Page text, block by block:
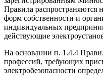
Правила распространяются
форм собственности и
индивидуальных
действующие
На основании п. 1.4.4
профессий, требующих
электробезопасности